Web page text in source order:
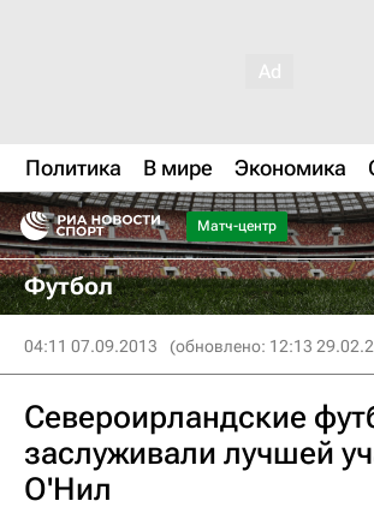
Политика В мире Экономика
Матч-центр
Футбол
04:11 07.09.2013 (обновлено: 12:13
Североирландские
заслуживали лучшей
О'Нил